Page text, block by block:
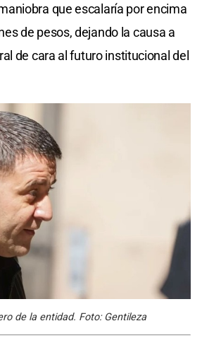
que escalaría por encima
de pesos, dejando la causa a
de cara al futuro institucional del
de la entidad. Foto: Gentileza